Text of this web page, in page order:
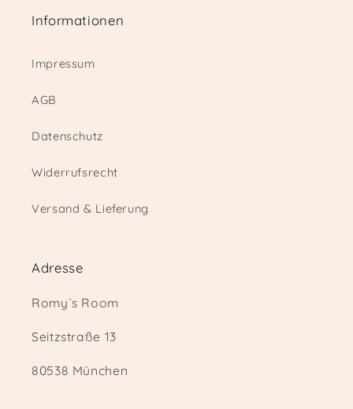
Informationen
Impressum
AGB
Datenschutz
Widerrufsrecht
Versand & Lieferung
Adresse
Romy´s Room
Seitzstraße 13
80538 München